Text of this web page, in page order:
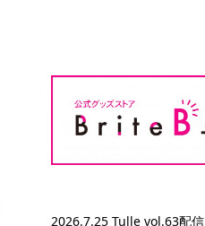
2026.7.25 Tulle vol.63配信